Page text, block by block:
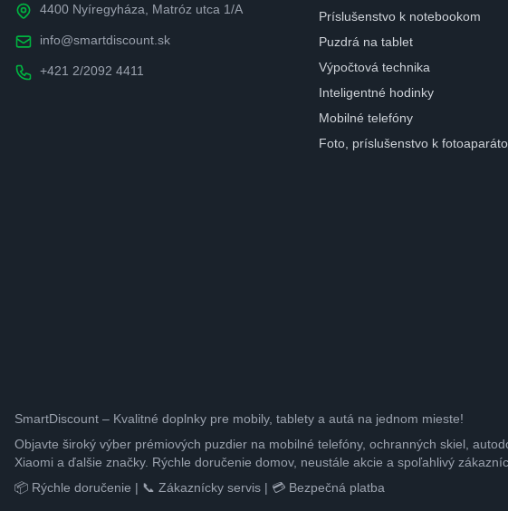
4400 Nyíregyháza, Matróz utca 1/A
info@smartdiscount.sk
+421 2/2092 4411
Príslušenstvo k notebookom
Puzdrá na tablet
Výpočtová technika
Inteligentné hodinky
Mobilné telefóny
Foto, príslušenstvo k
SmartDiscount – Kvalitné doplnky pre mobily, tablety a autá na jednom mieste!
Objavte široký výber prémiových puzdier na mobilné telefóny, ochranných skiel,
Xiaomi a ďalšie značky. Rýchle doručenie domov, neustále akcie a spoľahlivý
📦 Rýchle doručenie | 📞 Zákaznícky servis | 💳 Bezpečná platba